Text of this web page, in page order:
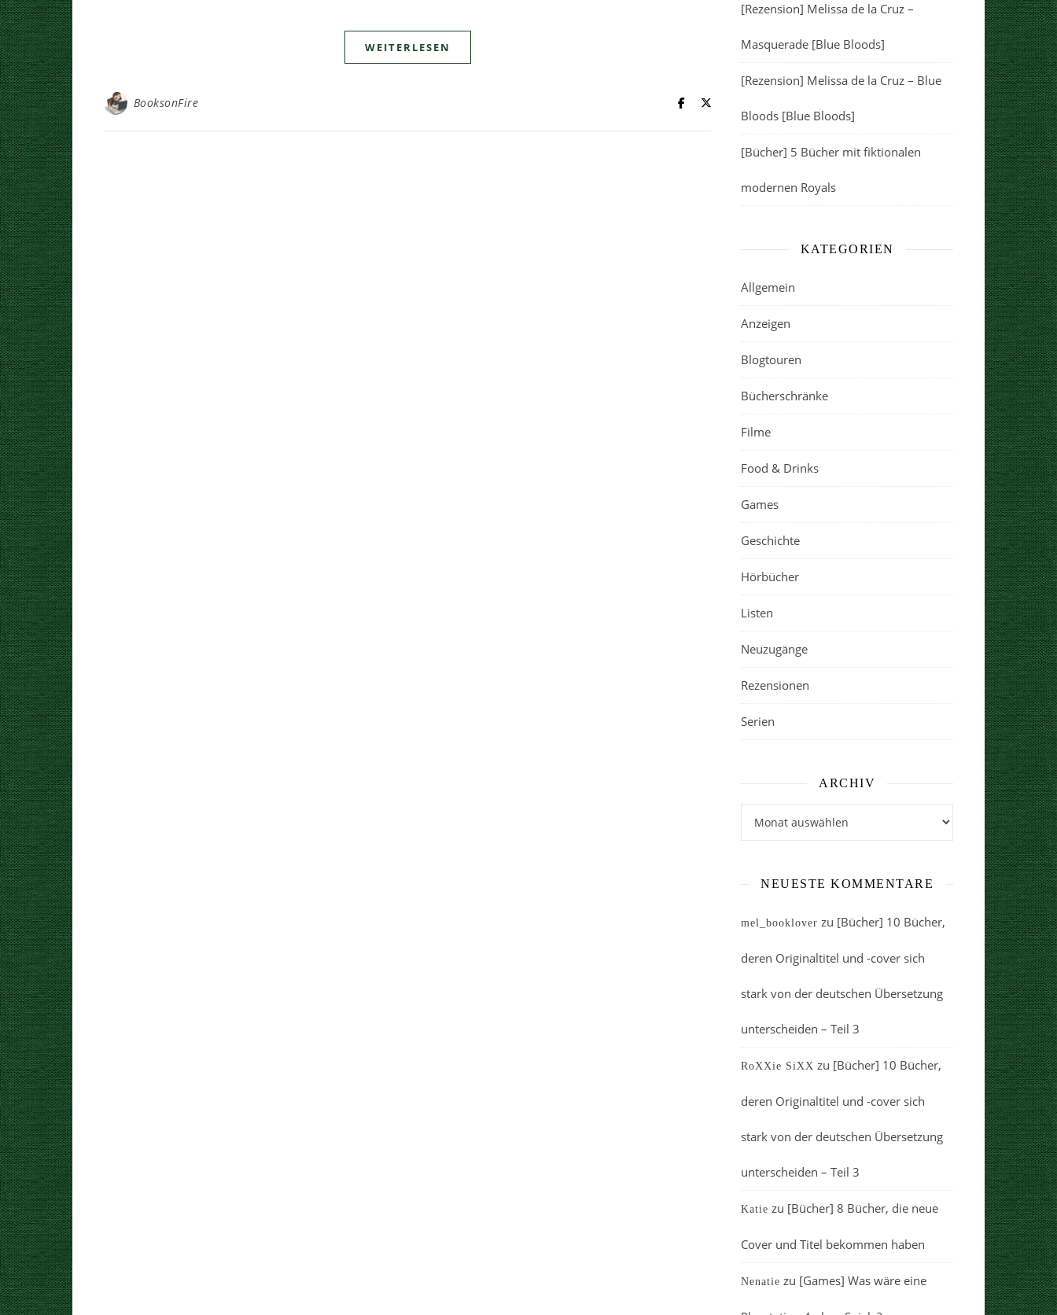
WEITERLESEN
BooksonFire
[Rezension] Melissa de la Cruz –
Masquerade [Blue Bloods]
[Rezension] Melissa de la Cruz – Blue
Bloods [Blue Bloods]
[Bücher] 5 Bücher mit fiktionalen
modernen Royals
KATEGORIEN
Allgemein
Anzeigen
Blogtouren
Bücherschränke
Filme
Food & Drinks
Games
Geschichte
Hörbücher
Listen
Neuzugänge
Rezensionen
Serien
ARCHIV
NEUESTE KOMMENTARE
mel_booklover zu [Bücher] 10 Bücher,
deren Originaltitel und -cover sich
stark von der deutschen Übersetzung
unterscheiden – Teil 3
RoXXie SiXX zu [Bücher] 10 Bücher,
deren Originaltitel und -cover sich
stark von der deutschen Übersetzung
unterscheiden – Teil 3
Katie zu [Bücher] 8 Bücher, die neue
Cover und Titel bekommen haben
Nenatie zu [Games] Was wäre eine